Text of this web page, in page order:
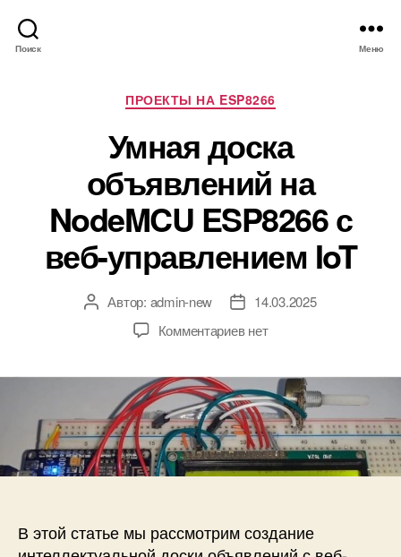
Поиск Меню
Р
у
р
и
к
и
ПРОЕКТЫ НА ESP8266
Умная доска
объявлений на
NodeMCU ESP8266 с
веб-управлением IoT
А
р
а
п
и
с
Автор: admin-new
Д
т
з
а
п
и
с
и
14.03.2025
Комментариевк
п
и
с
и
У
а
я
нет
В этой статье мы рассмотрим создание